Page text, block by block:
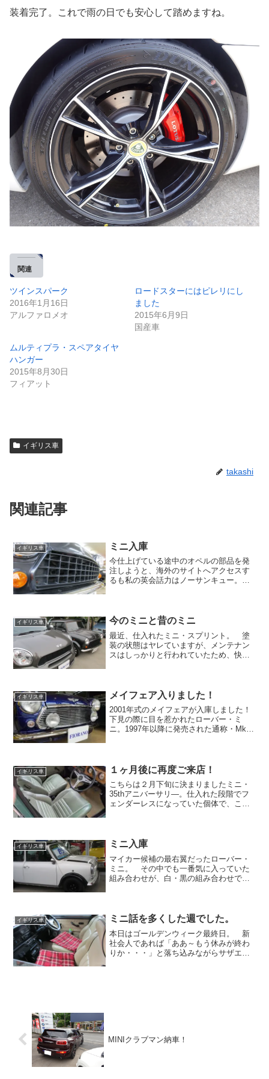
装着完了。これで雨の日でも安心して踏めますね。
関連
ツインスパーク
2016年1月16日
アルファロメオ
ロードスターにはピレリにし
ました
2015年6月9日
国産車
ムルティプラ・スペアタイヤ
ハンガー
2015年8月30日
フィアット
イギリス車
takashi
関連記事
イギリス車 ミニ入庫
今仕上げている途中のオペルの部品を発
注しようと、海外のサイトへアクセスす
るも私の英会話力はノーサンキュー。本
難しい。 現在は部品の発...
イギリス車 今のミニと昔のミニ
最近、仕入れたミニ・スプリント。 塗
装の状態はヤレていますが、メンテナン
スはしっかりと行われていたため、快調
りとしていました。 気に...
イギリス車 メイフェア入りました！
2001年式のメイフェアが入庫しました！
下見の際に目を惹かれたローバー・ミ
ニ。1997年以降に発売された通称・Mk-
ち主ですが、アウ...
イギリス車 １ヶ月後に再度ご来店！
こちらは２月下旬に決まりましたミニ・
35thアニバーサリ―。仕入れた段階でフ
ェンダーレスになっていた個体で、これ
が、この状態で販売させ...
イギリス車 ミニ入庫
マイカー候補の最右翼だったローバー・
ミニ。 その中でも一番気に入っていた
組み合わせが、白・黒の組み合わせで
のがいい感じ！！ ホイール...
イギリス車 ミニ話を多くした週でした。
本日はゴールデンウィーク最終日。 新
社会人であれば「ああ～もう休みが終わ
りか・・・」と落ち込みながらサザエさ
MINIクラブマン納車！